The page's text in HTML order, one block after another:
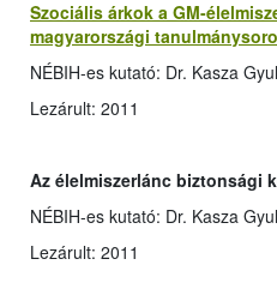
Szociális árkok a GM-
magyarországi
NÉBIH-es kutató: Dr. Kasza
Lezárult: 2011
Az élelmiszerlánc biztonsági
NÉBIH-es kutató: Dr. Kasza
Lezárult: 2011